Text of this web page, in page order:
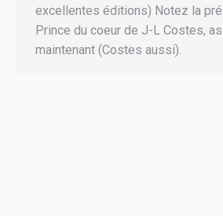
excellentes éditions) Notez la
Prince du coeur de J-L Costes,
maintenant (Costes aussi).